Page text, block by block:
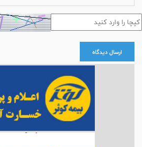
ارسال دیدگاه